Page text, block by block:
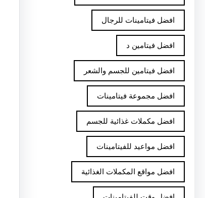
افضل فيتامينات للرجال
افضل فيتامين د
افضل فيتامين للجسم والشعر
افضل مجموعة فيتامينات
افضل مكملات غذائية للجسم
افضل مواعيد للفيتامينات
افضل مواقع المكملات الغذائية